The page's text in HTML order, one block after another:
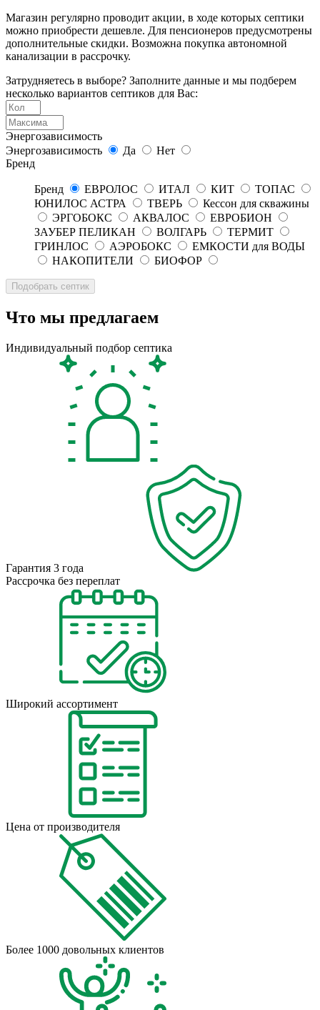
Магазин регулярно проводит акции, в ходе которых септики
можно приобрести дешевле. Для пенсионеров предусмотрены
дополнительные скидки. Возможна покупка автономной
канализации в рассрочку.
Затрудняетесь в выборе? Заполните данные и мы подберем
несколько вариантов септиков для Вас:
Энергозависимость
Энергозависимость
Да
Нет
Бренд
Бренд ЕВРОЛОС ИТАЛ КИТ
ТОПАС
ЮНИЛОС АСТРА
ТВЕРЬ
Кессон для скважины
ЭРГОБОКС
АКВАЛОС
ЕВРОБИОН
ЗАУБЕР ПЕЛИКАН
ВОЛГАРЬ
ТЕРМИТ
ГРИНЛОС
АЭРОБОКС
ЕМКОСТИ для ВОДЫ
НАКОПИТЕЛИ
БИОФОР
Что мы предлагаем
Индивидуальный подбор септика
Гарантия 3 года
Рассрочка без переплат
Широкий ассортимент
Цена от производителя
Более 1000 довольных клиентов